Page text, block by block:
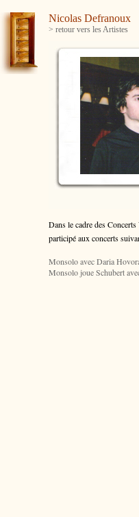
Nicolas Defranoux
> retour vers les Artistes
Dans le cadre des
participé aux concerts
Monsolo avec Daria
Monsolo joue Schubert